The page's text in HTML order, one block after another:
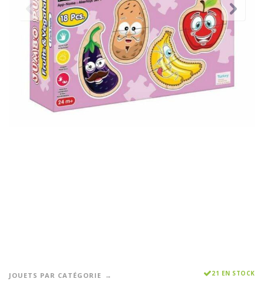
JOUETS PAR CATÉGORIE
21 EN STOCK